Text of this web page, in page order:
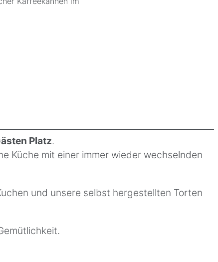
Platz.
Küche mit einer immer wieder wechselnden
und unsere selbst hergestellten Torten